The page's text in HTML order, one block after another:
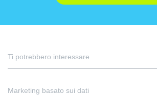
Ti potrebbero interessare
Marketing basato sui dati